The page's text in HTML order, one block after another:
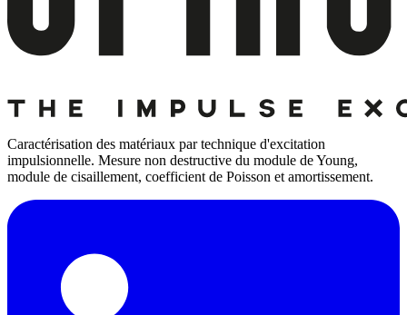
Caractérisation des matériaux par technique d'excitation
impulsionnelle. Mesure non destructive du module de Young,
module de cisaillement, coefficient de Poisson et amortissement.